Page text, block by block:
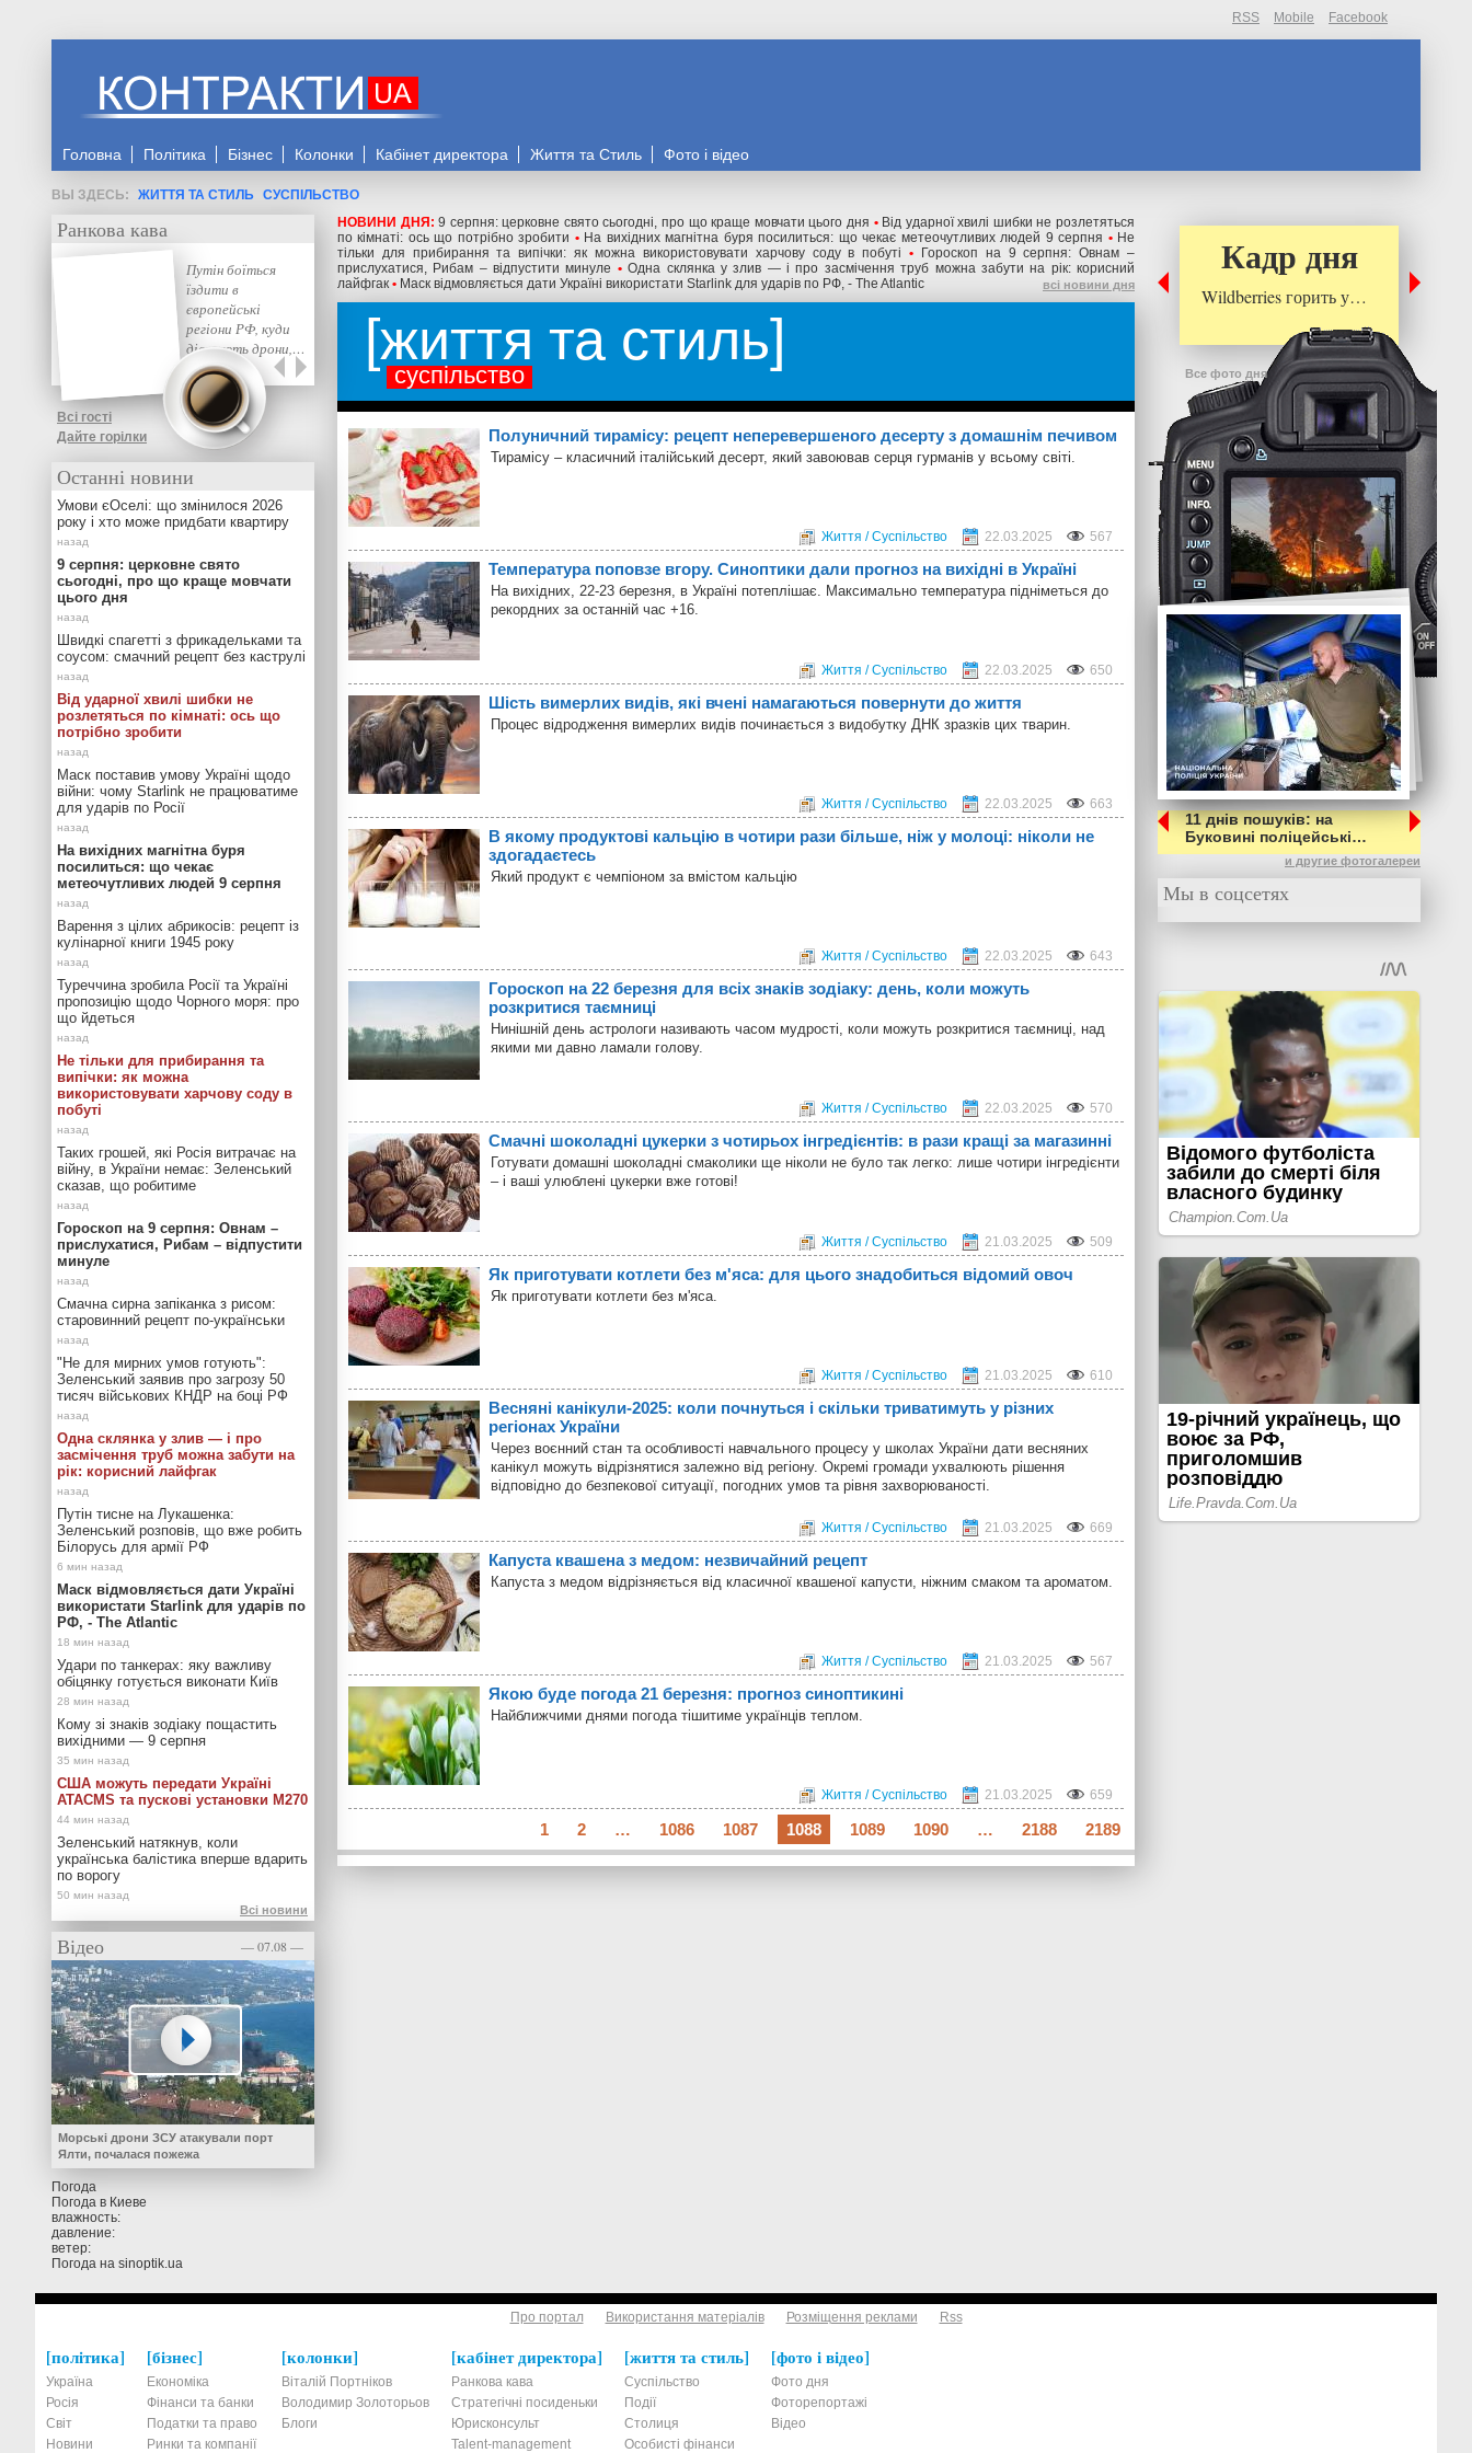
RSS Mobile Facebook
Головна Політика Бізнес Колонки Кабінет директора Життя та Стиль Фото і відео
ЖИТТЯ ТА СТИЛЬ СУСПІЛЬСТВО
НОВИНИ ДНЯ:9 серпня: церковне свято сьогодні, про що краще мовчати цього дня • Від ударної хвилі шибки не розлетяться
по кімнаті: ось що потрібно зробити • На вихідних магнітна буря посилиться: що чекає метеочутливих людей 9 серпня • Не
тільки для прибирання та випічки: як можна використовувати харчову соду в побуті •
Гороскоп на 9 серпня: Овнам –
прислухатися, Рибам – відпустити минуле • Одна склянка у злив — і про засмічення труб можна забути на рік: корисний
лайфгак • Маск відмовляється дати Україні використати Starlink для ударів по РФ, - The Atlantic всі новини дня
життя та стиль
суспільство
Полуничний тирамісу: рецепт неперевершеного десерту з домашнім печивом
Тирамісу – класичний італійський десерт, який завоював серця гурманів у всьому світі.
Життя / Суспільство 22.03.2025 567
Температура поповзе вгору. Синоптики дали прогноз на вихідні в Україні
На вихідних, 22-23 березня, в Україні потеплішає. Максимально температура підніметься до
рекордних за останній час +16.
Життя / Суспільство 22.03.2025 650
Шість вимерлих видів, які вчені намагаються повернути до життя
Процес відродження вимерлих видів починається з видобутку ДНК зразків цих тварин.
Життя / Суспільство 22.03.2025 663
В якому продуктові кальцію в чотири рази більше, ніж у молоці: ніколи не
здогадаєтесь
Який продукт є чемпіоном за вмістом кальцію
Життя / Суспільство 22.03.2025 643
Гороскоп на 22 березня для всіх знаків зодіаку: день, коли можуть
розкритися таємниці
Нинішній день астрологи називають часом мудрості, коли можуть розкритися таємниці, над
якими ми давно ламали голову.
Життя / Суспільство 22.03.2025 570
Смачні шоколадні цукерки з чотирьох інгредієнтів: в рази кращі за магазинні
Готувати домашні шоколадні смаколики ще ніколи не було так легко: лише чотири інгредієнти
– і ваші улюблені цукерки вже готові!
Життя / Суспільство 21.03.2025 509
Як приготувати котлети без м'яса: для цього знадобиться відомий овоч
Як приготувати котлети без м'яса.
Життя / Суспільство 21.03.2025 610
Весняні канікули-2025: коли почнуться і скільки триватимуть у різних
регіонах України
Через воєнний стан та особливості навчального процесу у школах України дати весняних
канікул можуть відрізнятися залежно від регіону. Окремі громади ухвалюють рішення
відповідно до безпекової ситуації, погодних умов та рівня захворюваності.
Життя / Суспільство 21.03.2025 669
Капуста квашена з медом: незвичайний рецепт
Капуста з медом відрізняється від класичної квашеної капусти, ніжним смаком та ароматом.
Життя / Суспільство 21.03.2025 567
Якою буде погода 21 березня: прогноз синоптикині
Найближчими днями погода тішитиме українців теплом.
Життя / Суспільство 21.03.2025 659
1 2 … 1086 1087 1088 1089 1090 … 2188 2189
Ранкова кава
Путін боїться
їздити в
європейські
регіони РФ, куди
дістають дрони,…
Всі гості
Дайте горілки
Останні новини
Умови єОселі: що змінилося 2026
року і хто може придбати квартиру
9 серпня: церковне свято
сьогодні, про що краще мовчати
цього дня
Швидкі спагетті з фрикадельками та
соусом: смачний рецепт без каструлі
Від ударної хвилі шибки не
розлетяться по кімнаті: ось що
потрібно зробити
Маск поставив умову Україні щодо
війни: чому Starlink не працюватиме
для ударів по Росії
На вихідних магнітна буря
посилиться: що чекає
метеочутливих людей 9 серпня
Варення з цілих абрикосів: рецепт із
кулінарної книги 1945 року
Туреччина зробила Росії та Україні
пропозицію щодо Чорного моря: про
що йдеться
Не тільки для прибирання та
випічки: як можна
використовувати харчову соду в
побуті
Таких грошей, які Росія витрачає на
війну, в України немає: Зеленський
сказав, що робитиме
Гороскоп на 9 серпня: Овнам –
прислухатися, Рибам – відпустити
минуле
Смачна сирна запіканка з рисом:
старовинний рецепт по-українськи
"Не для мирних умов готують":
Зеленський заявив про загрозу 50
тисяч військових КНДР на боці РФ
Одна склянка у злив — і про
засмічення труб можна забути на
рік: корисний лайфгак
Путін тисне на Лукашенка:
Зеленський розповів, що вже робить
Білорусь для армії РФ
Маск відмовляється дати Україні
використати Starlink для ударів по
РФ, - The Atlantic
Удари по танкерах: яку важливу
обіцянку готується виконати Київ
Кому зі знаків зодіаку пощастить
вихідними — 9 серпня
США можуть передати Україні
ATACMS та пускові установки M270
Зеленський натякнув, коли
українська балістика вперше вдарить
по ворогу
Всі новини
Відео — 07.08 —
Морські дрони ЗСУ атакували порт
Ялти, почалася пожежа
Погода
Погода в Киеве
влажность:
давление:
ветер:
Погода на sinoptik.ua
Кадр дня
Wildberries горить у…
Все фото дня
11 днів пошуків: на
Буковині поліцейські…
и другие фотогалереи
Мы в соцсетях
Про портал Використання матеріалів Розміщення реклами Rss
політика
Україна
Росія
Світ
Новини
бізнес
Економіка
Фінанси та банки
Податки та право
Ринки та компанії
колонки
Віталій Портніков
Володимир Золоторьов
Блоги
кабінет директора
Ранкова кава
Стратегічні посиденьки
Юрисконсульт
Talent-management
життя та стиль
Суспільство
Події
Столиця
Особисті фінанси
фото і відео
Фото дня
Фоторепортажі
Відео